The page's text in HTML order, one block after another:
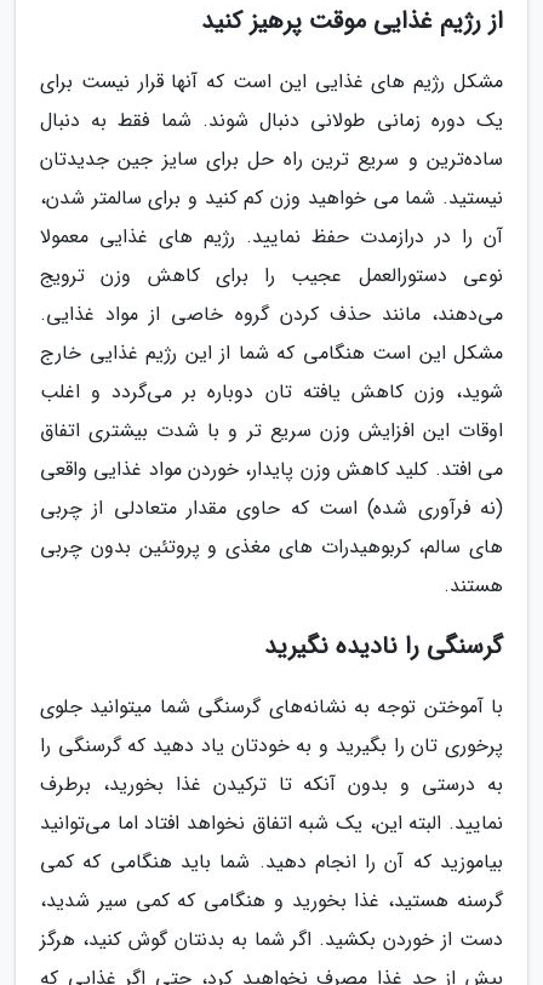
از رژیم غذایی موقت پرهیز کنید
مشکل رژیم های غذایی این است که آنها قرار نیست برای
یک دوره زمانی طولانی دنبال شوند. شما فقط به دنبال
ساده‌ترین و سریع ترین راه حل برای سایز جین جدیدتان
نیستید. شما می خواهید وزن کم کنید و برای سالمتر شدن،
آن را در درازمدت حفظ نمایید. رژیم های غذایی معمولا
نوعی دستورالعمل عجیب را برای کاهش وزن ترویج
می‌دهند، مانند حذف کردن گروه خاصی از مواد غذایی.
مشکل این است هنگامی که شما از این رژیم غذایی خارج
شوید، وزن کاهش یافته تان دوباره بر می‌گردد و اغلب
اوقات این افزایش وزن سریع تر و با شدت بیشتری اتفاق
می افتد. کلید کاهش وزن پایدار، خوردن مواد غذایی واقعی
(نه فرآوری شده) است که حاوی مقدار متعادلی از چربی
های سالم، کربوهیدرات های مغذی و پروتئین بدون چربی
هستند.
گرسنگی را نادیده نگیرید
با آموختن توجه به نشانه‌های گرسنگی شما میتوانید جلوی
پرخوری تان را بگیرید و به خودتان یاد دهید که گرسنگی را
به درستی و بدون آنکه تا ترکیدن غذا بخورید، برطرف
نمایید. البته این، یک شبه اتفاق نخواهد افتاد اما می‌توانید
بیاموزید که آن را انجام دهید. شما باید هنگامی که کمی
گرسنه هستید، غذا بخورید و هنگامی که کمی سیر شدید،
دست از خوردن بکشید. اگر شما به بدنتان گوش کنید، هرگز
بیش از حد غذا مصرف نخواهید کرد، حتی اگر غذایی که